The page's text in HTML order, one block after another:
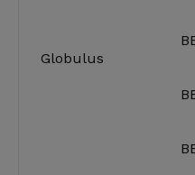
BEWIT
BEWIT
BEWIT